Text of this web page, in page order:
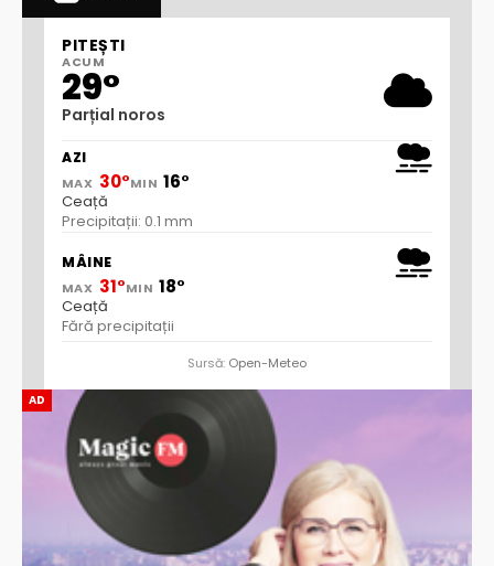
AD
PITEȘTI
ACUM
29°
Parțial noros
AZI
MAX 30°MIN 16°
Ceață
Precipitații: 0.1 mm
MÂINE
MAX 31°MIN 18°
Ceață
Fără precipitații
Sursă: Open-Meteo